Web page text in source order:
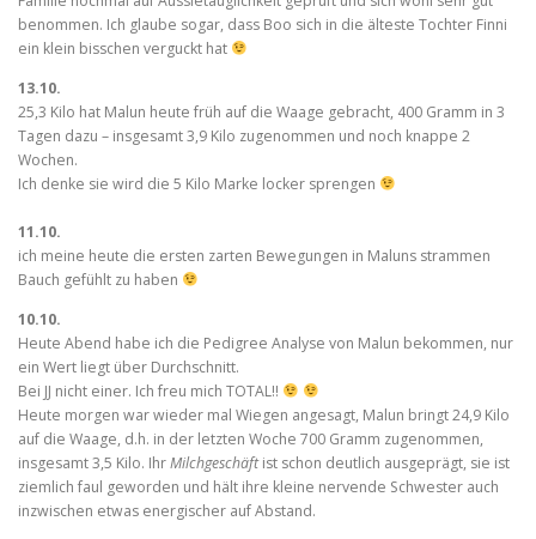
benommen. Ich glaube sogar, dass Boo sich in die älteste Tochter Finni
ein klein bisschen verguckt hat
13.10.
25,3 Kilo hat Malun heute früh auf die Waage gebracht, 400 Gramm in 3
Tagen dazu – insgesamt 3,9 Kilo zugenommen und noch knappe 2
Wochen.
Ich denke sie wird die 5 Kilo Marke locker sprengen
11.10.
ich meine heute die ersten zarten Bewegungen in Maluns strammen
Bauch gefühlt zu haben
10.10.
Heute Abend habe ich die Pedigree Analyse von Malun bekommen, nur
ein Wert liegt über Durchschnitt.
Bei JJ nicht einer. Ich freu mich TOTAL!!
Heute morgen war wieder mal Wiegen angesagt, Malun bringt 24,9 Kilo
auf die Waage, d.h. in der letzten Woche 700 Gramm zugenommen,
insgesamt 3,5 Kilo. IhrMilchgeschäftist schon deutlich ausgeprägt, sie ist
ziemlich faul geworden und hält ihre kleine nervende Schwester auch
inzwischen etwas energischer auf Abstand.